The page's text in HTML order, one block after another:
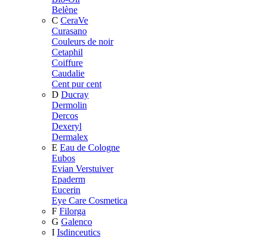
Belène
C CeraVe
Curasano
Couleurs de noir
Cetaphil
Coiffure
Caudalie
Cent pur cent
D Ducray
Dermolin
Dercos
Dexeryl
Dermalex
E Eau de Cologne
Eubos
Evian Verstuiver
Epaderm
Eucerin
Eye Care Cosmetica
F Filorga
G Galenco
I Isdinceutics